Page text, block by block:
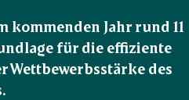
kommenden Jahr rund 11
für die effiziente
Wettbewerbsstärke des